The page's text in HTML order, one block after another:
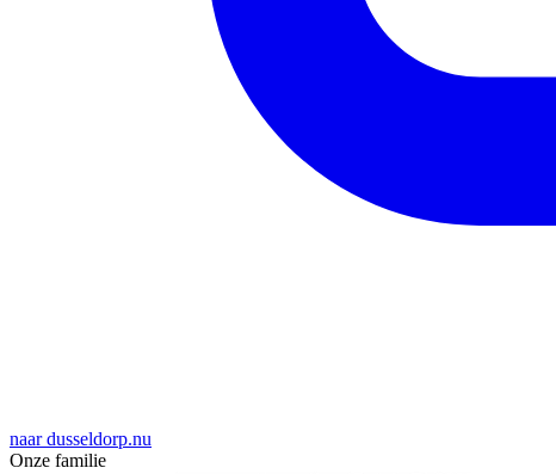
naar dusseldorp.nu
Onze familie